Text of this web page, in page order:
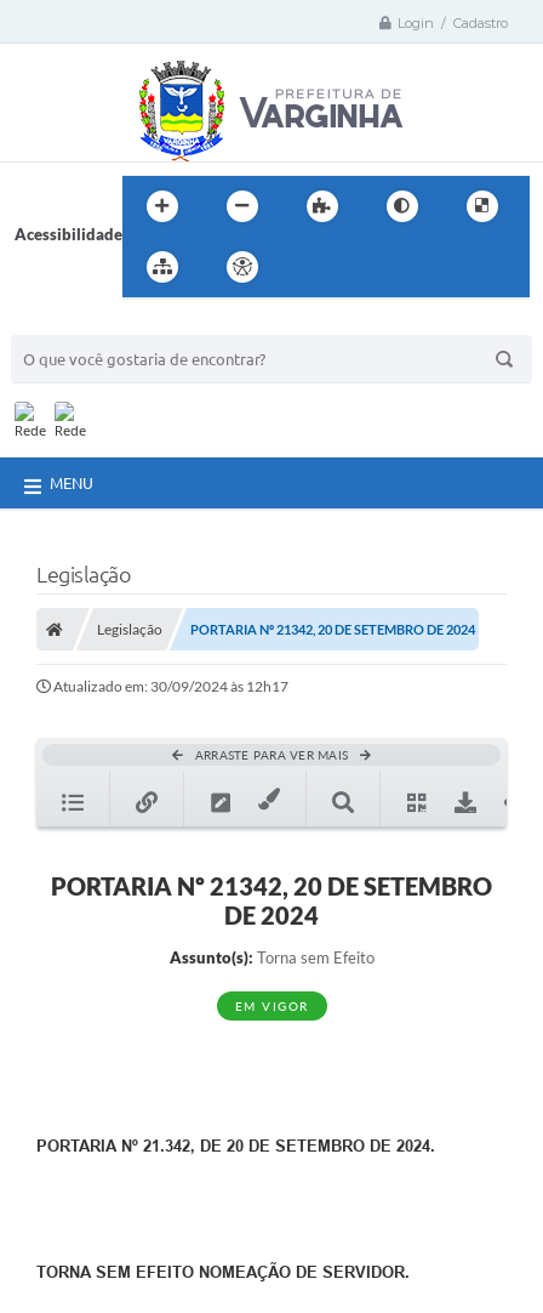
Login / Cadastro
Acessibilidade
MENU
Legislação
Legislação PORTARIA Nº 21342, 20 DE SETEMBRO DE 2024
Atualizado em: 30/09/2024 às 12h17
ARRASTE PARA VER MAIS
PORTARIA Nº 21342, 20 DE SETEMBRO
DE 2024
Assunto(s): Torna sem Efeito
EM VIGOR
PORTARIA Nº 21.342, DE 20 DE SETEMBRO DE 2024.
TORNA SEM EFEITO NOMEAÇÃO DE SERVIDOR.